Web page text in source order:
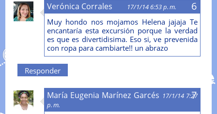
Verónica Corrales 17/1/14 6:53 p. m.
Muy hondo nos mojamos Helena jajaja Te
encantaría esta excursión porque la verdad
es que es divertidisima. Eso si, ve prevenida
con ropa para cambiarte!! un abrazo
Responder
María Eugenia Marínez Garcés 17/1/14 7:27
p. m.